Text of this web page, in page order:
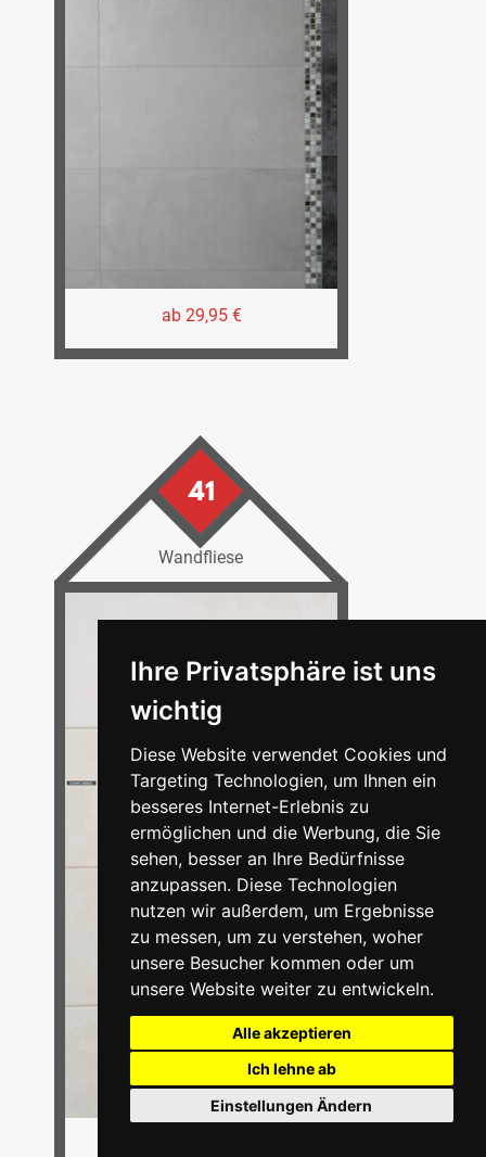
Ihre Privatsphäre ist uns
wichtig
Diese Website verwendet Cookies und
Targeting Technologien, um Ihnen ein
besseres Internet-Erlebnis zu
ermöglichen und die Werbung, die Sie
sehen, besser an Ihre Bedürfnisse
anzupassen. Diese Technologien
nutzen wir außerdem, um Ergebnisse
zu messen, um zu verstehen, woher
unsere Besucher kommen oder um
unsere Website weiter zu entwickeln.
Alle akzeptieren
Ich lehne ab
Einstellungen Ändern
ab 29,95 €
41
Wandfliese